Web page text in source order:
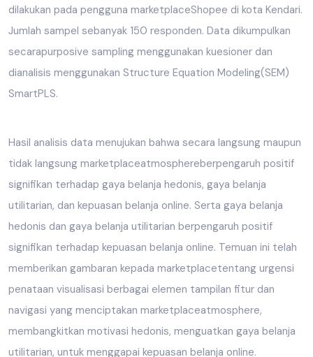
dilakukan pada pengguna marketplaceShopee di kota Kendari.
Jumlah sampel sebanyak 150 responden. Data dikumpulkan
secarapurposive sampling menggunakan kuesioner dan
dianalisis menggunakan Structure Equation Modeling(SEM)
SmartPLS.
Hasil analisis data menujukan bahwa secara langsung maupun
tidak langsung marketplaceatmosphereberpengaruh positif
signifikan terhadap gaya belanja hedonis, gaya belanja
utilitarian, dan kepuasan belanja online. Serta gaya belanja
hedonis dan gaya belanja utilitarian berpengaruh positif
signifikan terhadap kepuasan belanja online. Temuan ini telah
memberikan gambaran kepada marketplacetentang urgensi
penataan visualisasi berbagai elemen tampilan fitur dan
navigasi yang menciptakan marketplaceatmosphere,
membangkitkan motivasi hedonis, menguatkan gaya belanja
utilitarian, untuk menggapai kepuasan belanja online.